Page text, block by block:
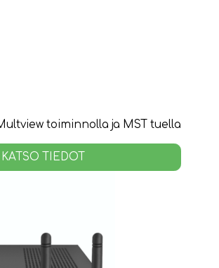
toiminnolla ja MST tuella
KATSO TIEDOT